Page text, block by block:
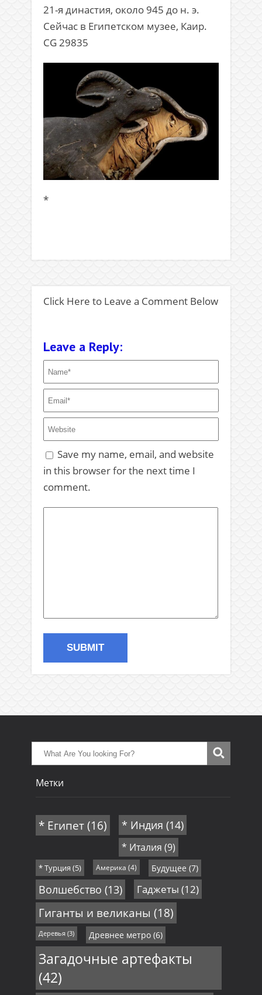
21-я династия, около 945 до н. э.
Сейчас в Египетском музее, Каир.
CG 29835
*
Click Here to Leave a Comment Below
Leave a Reply:
Save my name, email, and website
in this browser for the next time I
comment.
Метки
* Египет(16) * Индия (14)
* Италия (9)
* Турция (5) Америка (4) Будущее (7)
Волшебство (13) Гаджеты (12)
Гиганты и великаны (18)
Деревья(3) Древнее метро(6)
Загадочные артефакты
(42)